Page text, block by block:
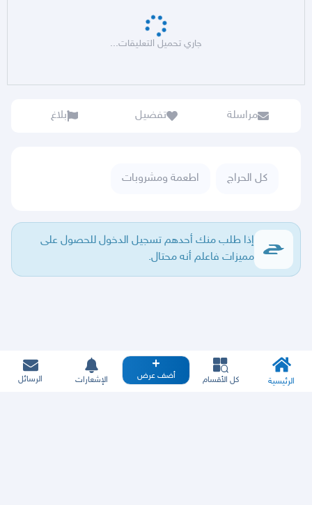
جاري تحميل التعليقات...
مراسلة تفضيل بلاغ
كل الحراج اطعمة ومشروبات
إذا طلب منك أحدهم تسجيل الدخول للحصول على
مميزات فاعلم أنه محتال.
الرئيسية كل الأقسام أضف عرض الإشعارات الرسائل